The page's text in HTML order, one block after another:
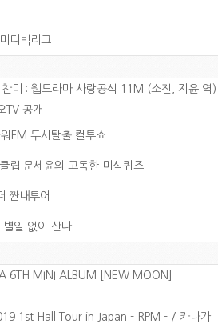
디빅리그
미 : 웹드라마 사랑공식 11M (소진, 지윤 역)
TV 공개
FM 두시탈출 컬투쇼
립 문세윤의 고독한 미식퀴즈
짠내투어
별일 없이 산다
6TH MINI ALBUM [NEW MOON]
1st Hall Tour in Japan - RPM - / 카나가